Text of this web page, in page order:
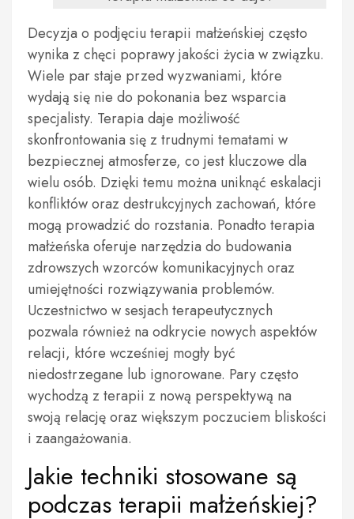
Decyzja o podjęciu terapii małżeńskiej często
wynika z chęci poprawy jakości życia w związku.
Wiele par staje przed wyzwaniami, które
wydają się nie do pokonania bez wsparcia
specjalisty. Terapia daje możliwość
skonfrontowania się z trudnymi tematami w
bezpiecznej atmosferze, co jest kluczowe dla
wielu osób. Dzięki temu można uniknąć eskalacji
konfliktów oraz destrukcyjnych zachowań, które
mogą prowadzić do rozstania. Ponadto terapia
małżeńska oferuje narzędzia do budowania
zdrowszych wzorców komunikacyjnych oraz
umiejętności rozwiązywania problemów.
Uczestnictwo w sesjach terapeutycznych
pozwala również na odkrycie nowych aspektów
relacji, które wcześniej mogły być
niedostrzegane lub ignorowane. Pary często
wychodzą z terapii z nową perspektywą na
swoją relację oraz większym poczuciem bliskości
i zaangażowania.
Jakie techniki stosowane są
podczas terapii małżeńskiej?